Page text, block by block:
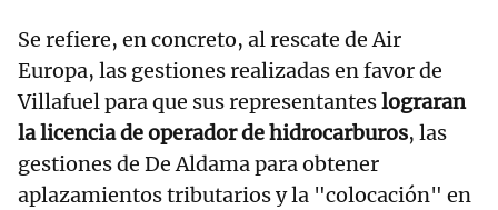
Se refiere, en concreto, al rescate de Air
Europa, las gestiones realizadas en favor de
Villafuel para que sus representanteslograran
la licencia de operador de hidrocarburos, las
gestiones de De Aldama para obtener
aplazamientos tributarios y la "colocación" en